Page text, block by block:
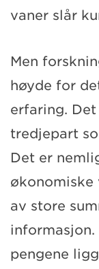
vaner slår
Men
høyde for
erfaring.
tredjepart
Det er
økonomiske
av store
pengene